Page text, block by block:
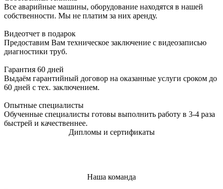
Все аварийные машины, оборудование находятся в нашей
собственности. Мы не платим за них аренду.
Видеотчет в подарок
Предоставим Вам техническое заключение с видеозаписью
диагностики труб.
Гарантия 60 дней
Выдаём гарантийный договор на оказанные услуги сроком до
60 дней с тех. заключением.
Опытные специалисты
Обученные специалисты готовы выполнить работу в 3-4 раза
быстрей и качественнее.
Дипломы и сертификаты
Наша команда